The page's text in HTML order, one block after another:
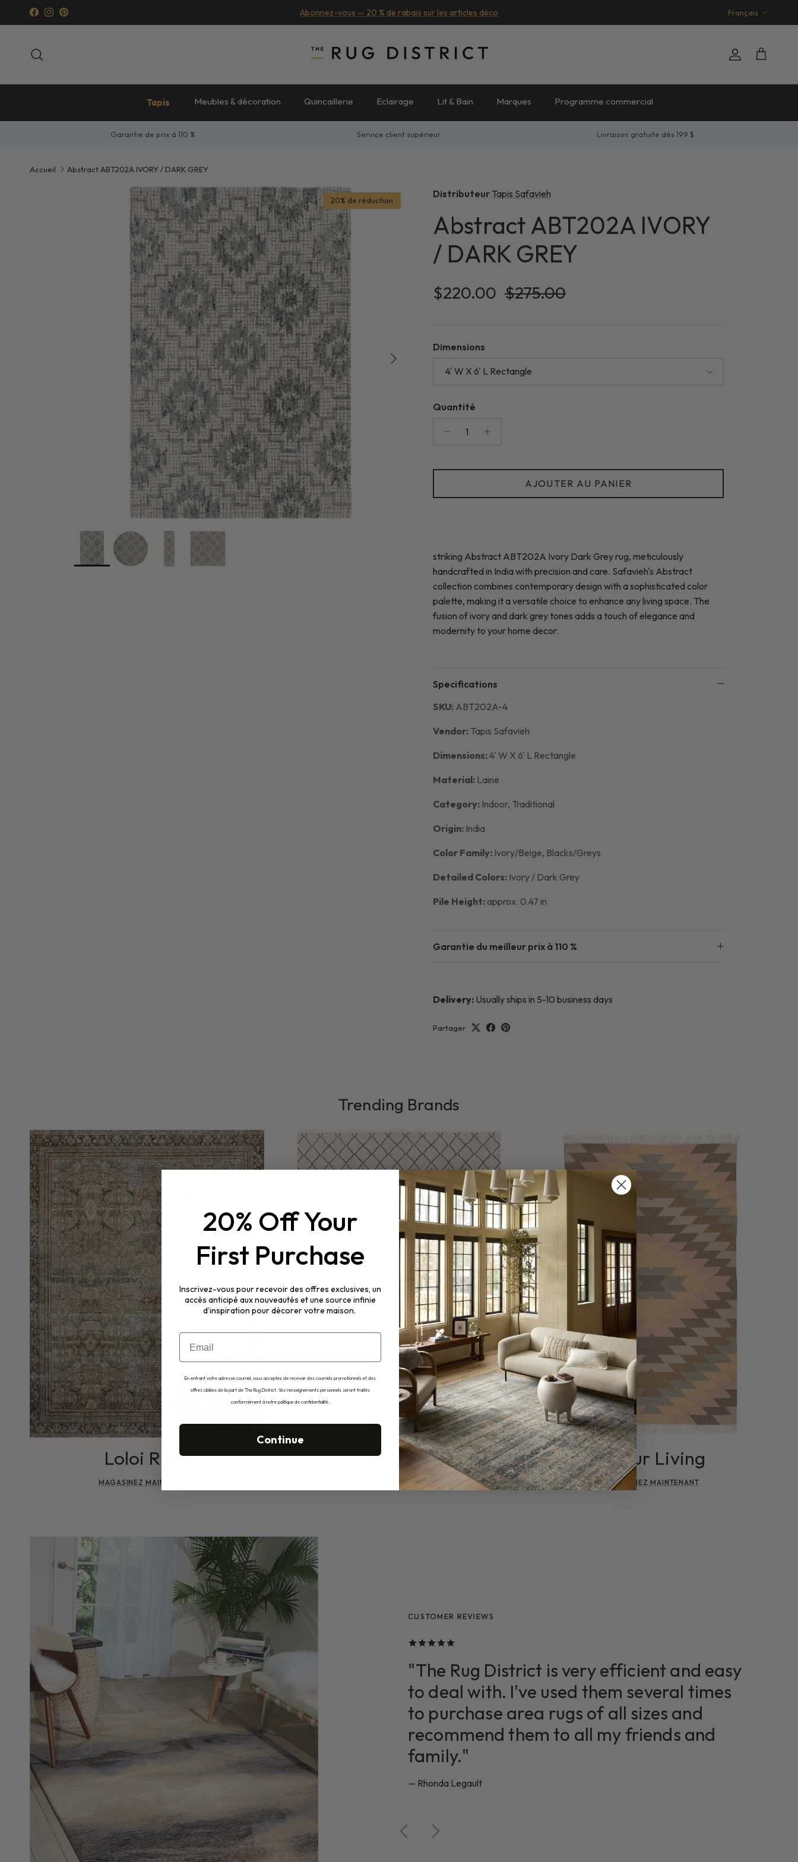
Aller au contenu
Facebook
Instagram
Pinterest Abonnez-vous — 20 % de rabais sur les articles déco Français
Compte
Panier
Tapis Meubles & décoration Quincaillerie Eclairage Lit & Bain Marques Programme commercial
Garantie de prix à 110 % Service client supérieur Livraison gratuite dès 199 $
Accueil Abstract ABT202A IVORY / DARK GREY
Passer aux informations produits
Suivant
20% de réduction
Distributeur Tapis Safavieh
Abstract ABT202A IVORY
/ DARK GREY
Prix soldé
$220.00 Prix habituel
$275.00
Dimensions
4' W X 6' L Rectangle
Quantité
AJOUTER AU PANIER
striking Abstract ABT202A Ivory Dark Grey rug, meticulously
handcrafted in India with precision and care. Safavieh's Abstract
collection combines contemporary design with a sophisticated color
palette, making it a versatile choice to enhance any living space. The
fusion of ivory and dark grey tones adds a touch of elegance and
modernity to your home decor.
Specifications
SKU: ABT202A-4
Vendor: Tapis Safavieh
Dimensions:4' W X 6' L Rectangle
Material: Laine
Category: Indoor, Traditional
Origin: India
Color Family: Ivory/Beige, Blacks/Greys
Detailed Colors: Ivory / Dark Grey
Pile Height: approx. 0.47 in
Garantie du meilleur prix à 110 %
Delivery: Usually ships in 5-10 business days
Partager
Trending Brands
Loloi Rugs
MAGASINEZ MAINTENANT
Livabliss Rugs
MAGASINEZ MAINTENANT
Jaipur Living
MAGASINEZ MAINTENANT
CUSTOMER REVIEWS
"The Rug District is very efficient and easy
to deal with. I've used them several times
to purchase area rugs of all sizes and
recommend them to all my friends and
family."
— Rhonda Legault
CUSTOMER REVIEWS
PrécédentSuivant
20% OffYour
First Purchase
Inscrivez-vous pour recevoir des offres exclusives, un
accès anticipé aux nouveautés et une source infinie
d’inspiration pour décorer votre maison.
Email
En entrant votre adresse courriel, vous acceptez de recevoir des courriels promotionnels et des
offres ciblées de la part de The Rug District. Vos renseignements personnels seront traités
conformément à notre politique de confidentialité.
Continue